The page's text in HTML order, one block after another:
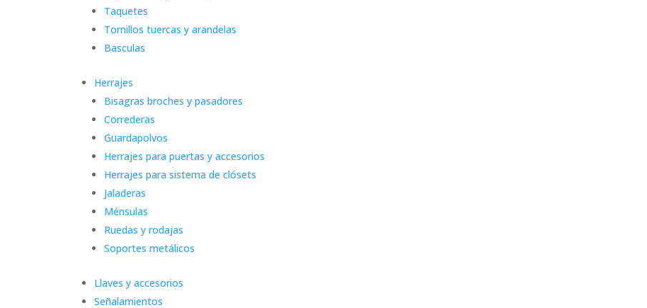
Taquetes
Tornillos tuercas y arandelas
Basculas
Herrajes
Bisagras broches y pasadores
Correderas
Guardapolvos
Herrajes para puertas y accesorios
Herrajes para sistema de clósets
Jaladeras
Ménsulas
Ruedas y rodajas
Soportes metálicos
Llaves y accesorios
Señalamientos